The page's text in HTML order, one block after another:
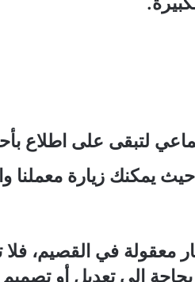
لتبقى على اطلاع
يمكنك زيارة معملنا
في القصيم، فلا
إلى تعديل أو